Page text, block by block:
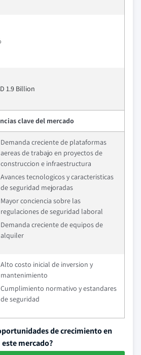
1.9 Billion
clave del mercado
Demanda creciente de plataformas
aereas de trabajo en proyectos de
construccion e infraestructura
Avances tecnologicos y caracteristicas
de seguridad mejoradas
Mayor conciencia sobre las
regulaciones de seguridad laboral
Demanda creciente de equipos de
alquiler
Alto costo inicial de inversion y
mantenimiento
Cumplimiento normativo y estandares
de seguridad
de crecimiento en
este mercado?